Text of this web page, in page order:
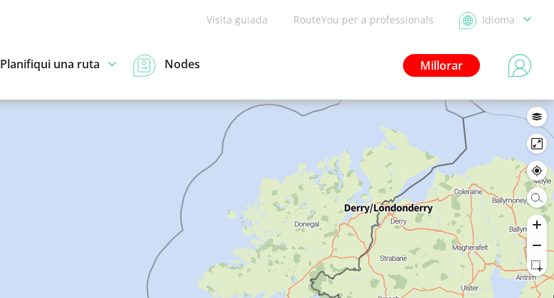
Visita guiada RouteYou per a professionals Idioma
Millorar
Planifiqui una ruta Nodes